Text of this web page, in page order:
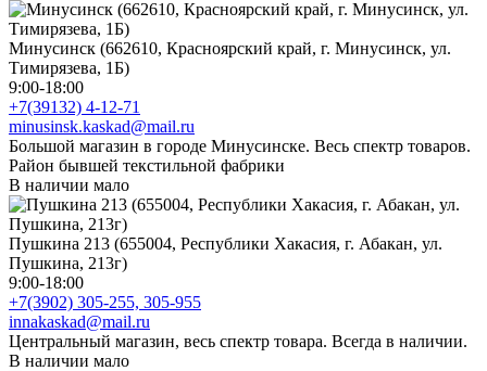
Минусинск (662610, Красноярский край, г. Минусинск, ул.
Тимирязева, 1Б)
9:00-18:00
+7(39132) 4-12-71
minusinsk.kaskad@mail.ru
Большой магазин в городе Минусинске. Весь спектр товаров.
Район бывшей текстильной фабрики
В наличии мало
Пушкина 213 (655004, Республики Хакасия, г. Абакан, ул.
Пушкина, 213г)
9:00-18:00
+7(3902) 305-255, 305-955
innakaskad@mail.ru
Центральный магазин, весь спектр товара. Всегда в наличии.
В наличии мало